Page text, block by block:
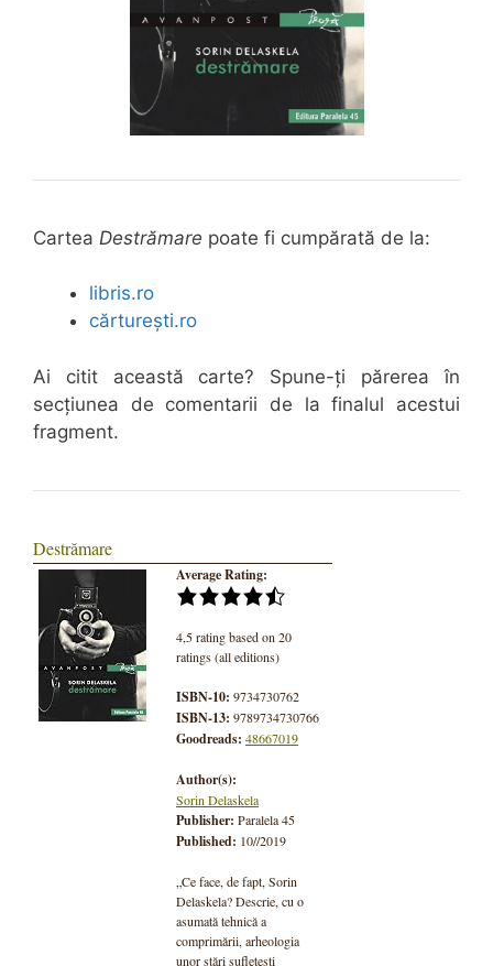
Cartea Destrămare poate fi cumpărată de la:
libris.ro
cărturești.ro
Ai citit această carte? Spune-ți părerea în
secțiunea de comentarii de la finalul acestui
fragment.
Destrămare
Average Rating:
4,5 rating based on 20
ratings (all editions)
ISBN-10: 9734730762
ISBN-13: 9789734730766
Goodreads: 48667019
Author(s):
Sorin Delaskela
Publisher: Paralela 45
Published: 10//2019
„Ce face, de fapt, Sorin
Delaskela? Descrie, cu o
asumată tehnică a
comprimării, arheologia
unor stări sufletești